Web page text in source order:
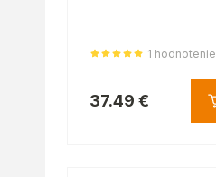
1 hodnotenie
37.49 €